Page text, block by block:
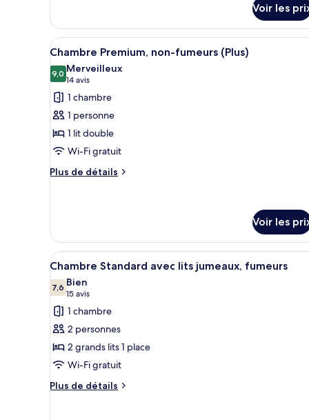
non-
fumeurs
(Wide
Space)
le
type
de
chambre
Chambre
Simple,
non-
fumeurs
(Wide
Space)
Voir les
Afficher
toutes
les
photos
pour
ce
type
de
chambre :
fumeurs
(Plus)
Une chambre d’hôtel
15
Chambre Premium, non-fumeurs (Plus)
9,09,0 sur 10
Merveilleux
14 avis
(14 avis)
1 chambre
1 personne
1 lit double
Wi-Fi gratuit
Plus de détails
Plus
type
de
chambre
Chambre
Premium,
non-
fumeurs
(Plus)
Voir les
Afficher
toutes
les
photos
pour
ce
type
de
chambre :
Une chambre d’hôtel avec
14
Chambre Standard avec lits jumeaux, fumeurs
7,67,6 sur 10
Bien
15 avis
(15 avis)
1 chambre
2 personnes
2 grands lits 1 place
Wi-Fi gratuit
Plus de détails
Plus